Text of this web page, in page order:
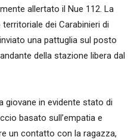
allertato il Nue 112. La
dei Carabinieri di
una pattuglia sul posto
della stazione libera dal
giovane in evidente stato di
basato sull’empatia e
un contatto con la ragazza,